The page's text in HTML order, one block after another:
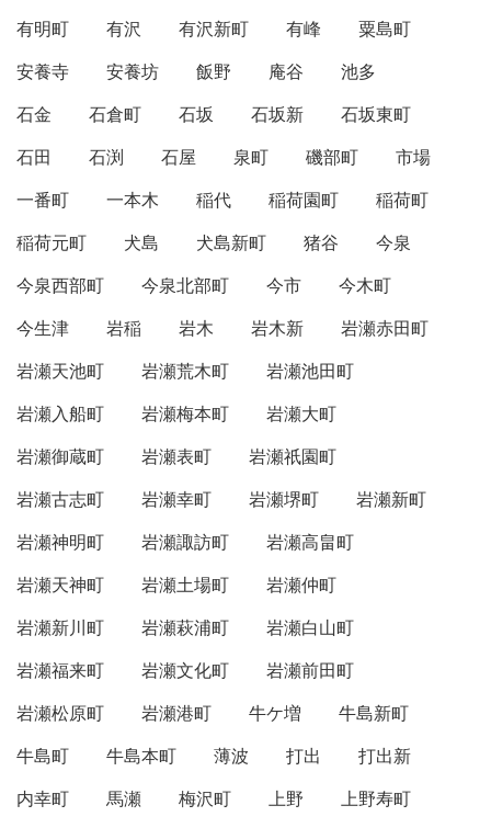
有明町
有沢 有沢新町 有峰
粟島町
安養寺
安養坊 飯野 庵谷
池多
石金
石倉町 石坂 石坂新
石坂東町
石田
石渕 石屋 泉町 磯部町
市場
一番町
一本木 稲代 稲荷園町
稲荷町
稲荷元町
犬島 犬島新町 猪谷
今泉
今泉西部町
今泉北部町 今市
今木町
今生津
岩稲 岩木 岩木新
岩瀬赤田町
岩瀬天池町
岩瀬荒木町
岩瀬池田町
岩瀬入船町
岩瀬梅本町
岩瀬大町
岩瀬御蔵町
岩瀬表町
岩瀬祇園町
岩瀬古志町
岩瀬幸町 岩瀬堺町
岩瀬新町
岩瀬神明町
岩瀬諏訪町
岩瀬高畠町
岩瀬天神町
岩瀬土場町
岩瀬仲町
岩瀬新川町
岩瀬萩浦町
岩瀬白山町
岩瀬福来町
岩瀬文化町
岩瀬前田町
岩瀬松原町
岩瀬港町 牛ケ増
牛島新町
牛島町
牛島本町 薄波 打出
打出新
内幸町
馬瀬 梅沢町 上野
上野寿町